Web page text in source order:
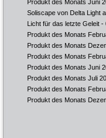
Produkt des Monats Juni
Soliscape von Delta Light
Licht für das letzte Geleit -
Produkt des Monats
Produkt des Monats
Produkt des Monats
Produkt des Monats Juni
Produkt des Monats Juli
Produkt des Monats
Produkt des Monats